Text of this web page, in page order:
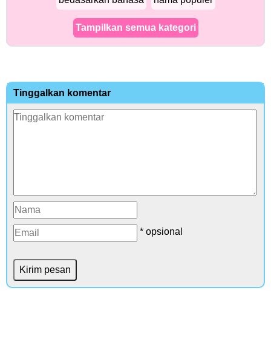
Tampilkan semua kategori
Tinggalkan komentar
* opsional